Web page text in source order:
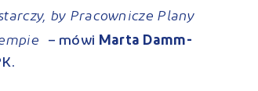
by Pracownicze Plany
– mówi Marta Damm-